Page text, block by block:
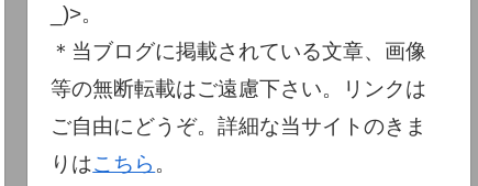
_)>。
＊当ブログに掲載されている文章、画像
等の無断転載はご遠慮下さい。リンクは
ご自由にどうぞ。詳細な当サイトのきま
りはこちら 。